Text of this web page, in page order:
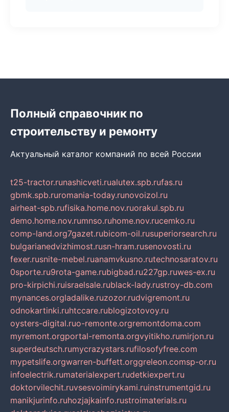
Полный справочник по
строительству и ремонту
Актуальный каталог компаний по всей России
t25-tractor.runashicveti.rualutex.spb.rufas.ru
gbmk.spb.ruromania-today.runovoizol.ru
airheat-spb.rufisika.home.nov.ruorakul.spb.ru
demo.home.nov.rumnso.ruhome.nov.rucemko.ru
comp-land.org7gazet.rubicom-oil.rusuperiorsearch.ru
bulgarianedvizhimost.rusn-hram.rusenovosti.ru
fexer.rusnite-mebel.ruanamvkusno.rutechnosaratov.ru
0sporte.ru9rota-game.rubigbad.ru227gp.ruwes-ex.ru
pro-kirpichi.ruisraelsale.rublack-lady.rustroy-db.com
mynances.orgladalike.ruzozor.rudvigremont.ru
odnokartinki.ruhtccare.rublogizotovoy.ru
oysters-digital.ruo-remonte.orgremontdoma.com
myremont.orgportal-remonta.orgvyitikho.rumirjon.ru
superdeutsch.rumycrazystars.rufilosofyfree.com
mypetslife.orgwarren-buffett.orggreleon.comsp-or.ru
infoelectrik.rumaterialexpert.rudetkiexpert.ru
doktorvilechit.ruvsesvoimirykami.ruinstrumentgid.ru
manikjurinfo.ruhozjajkainfo.rustroimaterials.ru